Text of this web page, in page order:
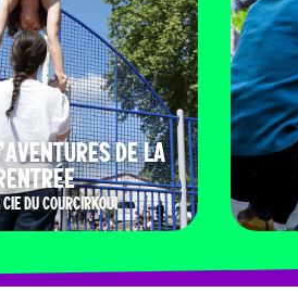
DE LA
DU COURCIRKOUI